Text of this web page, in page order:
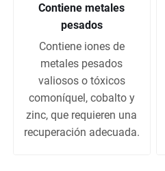
Contiene metales
pesados
Contiene iones de
metales pesados
valiosos o tóxicos
comoníquel, cobalto y
zinc, que requieren una
recuperación adecuada.